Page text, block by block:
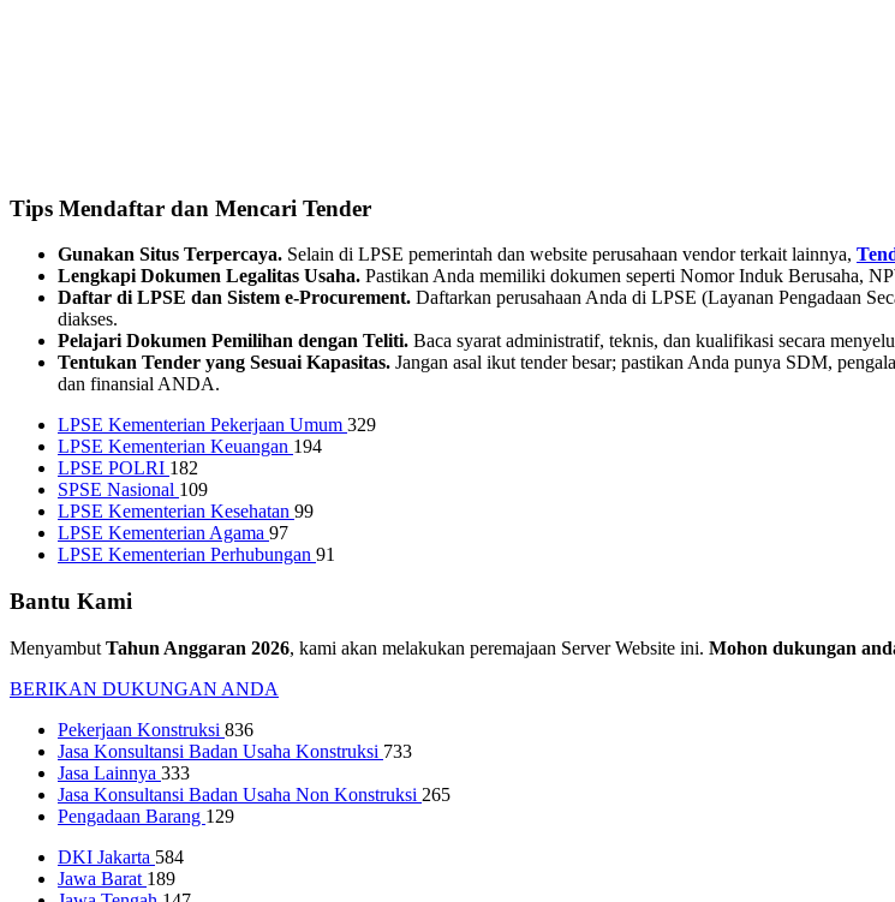
Tips Mendaftar dan Mencari Tender
Gunakan Situs Terpercaya. Selain di LPSE pemerintah dan website perusahaan vendor terkait lainnya,
Lengkapi Dokumen Legalitas Usaha. Pastikan Anda memiliki dokumen seperti Nomor Induk Berusaha,
Daftar di LPSE dan Sistem e-Procurement. Daftarkan perusahaan Anda di LPSE (Layanan Pengadaan
diakses.
Pelajari Dokumen Pemilihan dengan Teliti. Baca syarat administratif, teknis, dan kualifikasi secara
Tentukan Tender yang Sesuai Kapasitas. Jangan asal ikut tender besar; pastikan Anda punya SDM,
dan finansial ANDA.
LPSE Kementerian Pekerjaan Umum 329
LPSE Kementerian Keuangan 194
LPSE POLRI 182
SPSE Nasional 109
LPSE Kementerian Kesehatan 99
LPSE Kementerian Agama 97
LPSE Kementerian Perhubungan 91
Bantu Kami
Menyambut Tahun Anggaran 2026, kami akan melakukan peremajaan Server Website ini. Mohon dukungan
BERIKAN DUKUNGAN ANDA
Pekerjaan Konstruksi 836
Jasa Konsultansi Badan Usaha Konstruksi 733
Jasa Lainnya 333
Jasa Konsultansi Badan Usaha Non Konstruksi 265
Pengadaan Barang 129
DKI Jakarta 584
Jawa Barat 189